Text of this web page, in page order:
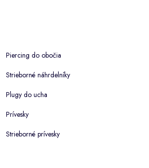
Piercing do obočia
Strieborné náhrdelníky
Plugy do ucha
Prívesky
Strieborné prívesky